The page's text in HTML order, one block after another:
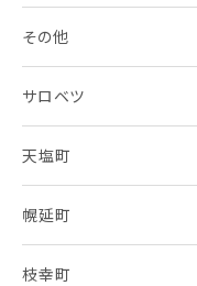
その他
サロベツ
天塩町
幌延町
枝幸町